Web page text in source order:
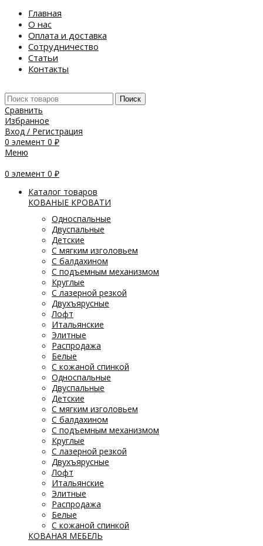
Главная
О нас
Оплата и доставка
Сотрудничество
Статьи
Контакты
Поиск
Сравнить
Избранное
Вход / Регистрация
0 элемент 0 ₽
Меню
0 элемент 0 ₽
Каталог товаров
КОВАНЫЕ КРОВАТИ
Односпальные
Двуспальные
Детские
С мягким изголовьем
С балдахином
С подъемным механизмом
Круглые
С лазерной резкой
Двухъярусные
Лофт
Итальянские
Элитные
Распродажа
Белые
С кожаной спинкой
Односпальные
Двуспальные
Детские
С мягким изголовьем
С балдахином
С подъемным механизмом
Круглые
С лазерной резкой
Двухъярусные
Лофт
Итальянские
Элитные
Распродажа
Белые
С кожаной спинкой
КОВАНАЯ МЕБЕЛЬ